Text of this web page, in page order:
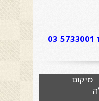
לרכישת כרטיסים חייגו 03-5733001
מיקום